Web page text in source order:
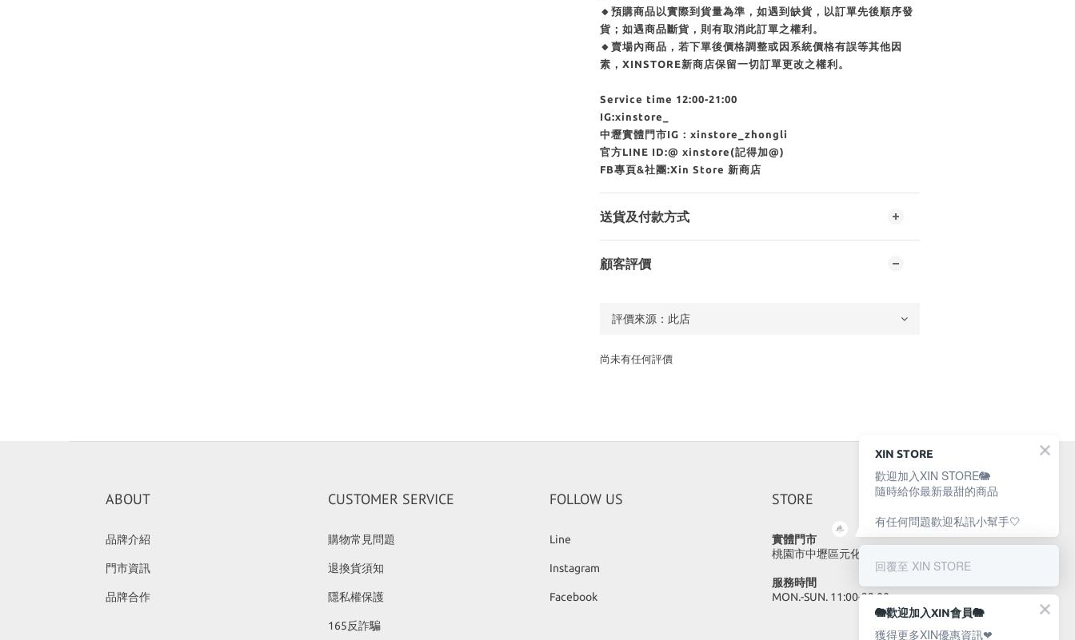
🔸預購商品以實際到貨量為準，如遇到缺貨，以訂單先後順序發
貨；如遇商品斷貨，則有取消此訂單之權利。
🔸賣場內商品，若下單後價格調整或因系統價格有誤等其他因
素，XINSTORE新商店保留一切訂單更改之權利。
Service time 12:00-21:00
IG:xinstore_
中壢實體門市IG：xinstore_zhongli
官方LINE ID:@ xinstore(記得加@)
FB專頁&社團:Xin Store 新商店
送貨及付款方式
顧客評價
尚未有任何評價
ABOUT
品牌介紹
門市資訊
品牌合作
CUSTOMER SERVICE
購物常見問題
退換貨須知
隱私權保護
165反詐騙
FOLLOW US
Line
Instagram
Facebook
STORE
實體門市
桃園市中壢區元化路23號
服務時間
MON.-SUN. 11:00-22:00
XIN STORE
歡迎加入XIN STORE🐘
隨時給你最新最甜的商品
有任何問題歡迎私訊小幫手🤍
回覆至 XIN STORE
🐘歡迎加入XIN會員🐘
獲得更多XIN優惠資訊❤